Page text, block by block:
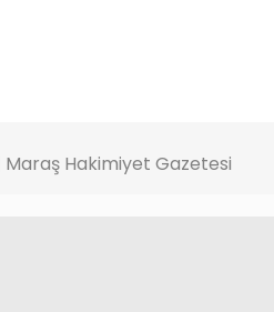
Maraş Hakimiyet Gazetesi